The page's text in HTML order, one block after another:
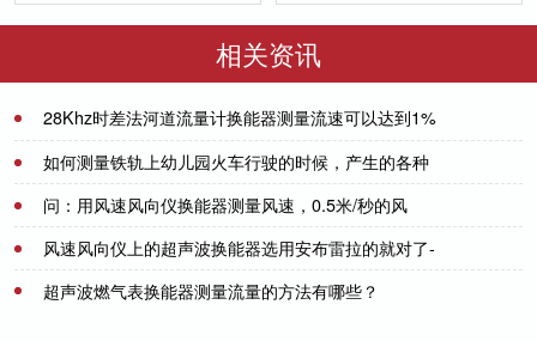
相关资讯
28Khz时差法河道流量计换能器测量流速可以达到1%
的误差
如何测量铁轨上幼儿园火车行驶的时候，产生的各种
声音信号？
问：用风速风向仪换能器测量风速，0.5米/秒的风
速，需要多大的发射电压？
风速风向仪上的超声波换能器选用安布雷拉的就对了-
[力语超声]
超声波燃气表换能器测量流量的方法有哪些？